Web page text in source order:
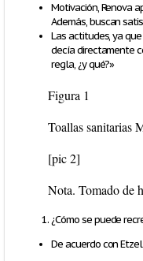
Motivación, Renova
Además, buscan
Las actitudes, ya
decía directamente
regla, ¿y qué?»
Figura 1
Toallas sanitarias
[pic 2]
Nota. Tomado de
¿Cómo se puede
De acuerdo con